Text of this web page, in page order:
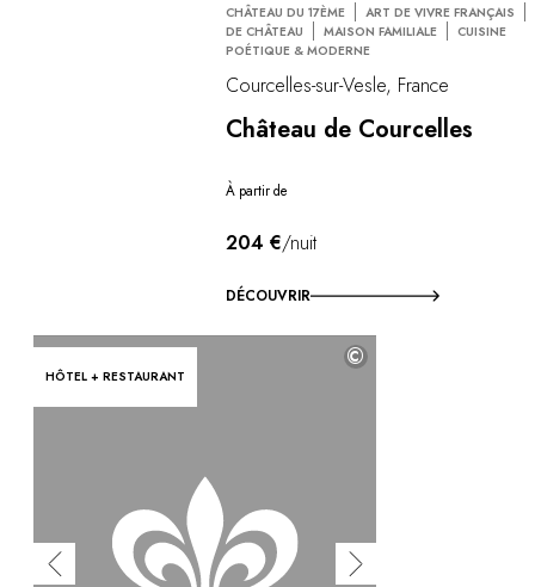
CHÂTEAU DU 17ÈME
ART DE VIVRE FRANÇAIS
DE CHÂTEAU
MAISON FAMILIALE
CUISINE
POÉTIQUE & MODERNE
Courcelles-sur-Vesle, France
Château de Courcelles
À partir de
204 €/nuit
DÉCOUVRIR
HÔTEL + RESTAURANT
©